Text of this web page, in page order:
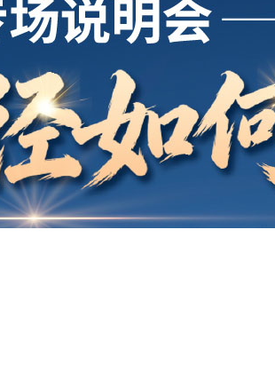
海房
开户
安家
案例
鑫海